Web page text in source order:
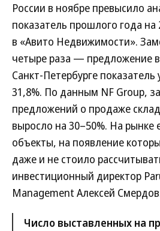
России в ноябре превысило
показатель прошлого года
в «Авито Недвижимости».
четыре раза — предложение
Санкт-Петербурге показатель
31,8%. По данным NF Group,
предложений о продаже
выросло на 30–50%. На рынке
объекты, на появление
даже и не стоило
инвестиционный директор
Management Алексей
Число выставленных на